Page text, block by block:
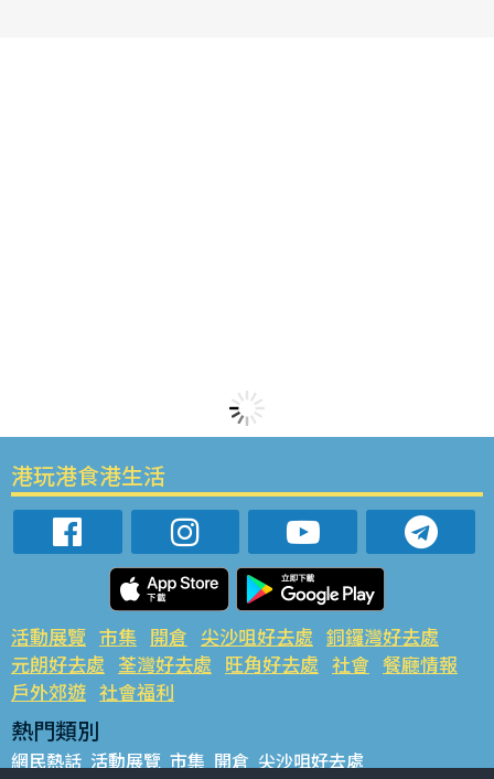
港玩港食港生活
活動展覽 市集 開倉 尖沙咀好去處 銅鑼灣好去處
元朗好去處 荃灣好去處 旺角好去處 社會 餐廳情報
戶外郊遊 社會福利
熱門類別
網民熱話 活動展覽 市集 開倉 尖沙咀好去處